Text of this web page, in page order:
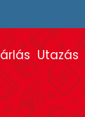
Utazás